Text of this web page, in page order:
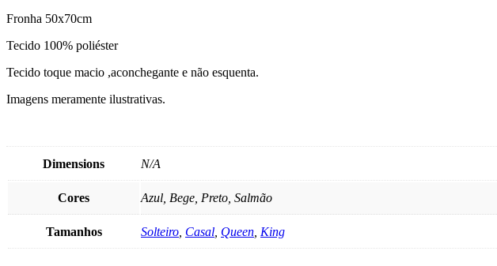
Fronha 50x70cm
Tecido 100% poliéster
Tecido toque macio ,aconchegante e não esquenta.
Imagens meramente ilustrativas.
Dimensions N/A
Cores Azul, Bege, Preto, Salmão
Tamanhos Solteiro, Casal, Queen, King